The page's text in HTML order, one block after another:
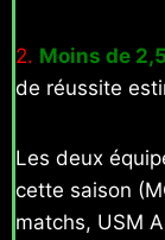
2. Moins de
de réussite
Les deux
cette saison
matchs, USM